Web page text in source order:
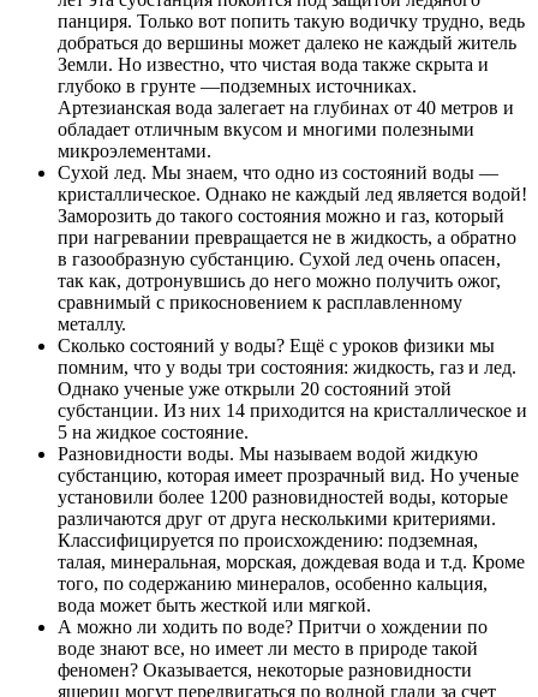
панциря. Только вот попить такую водичку трудно, ведь
добраться до вершины может далеко не каждый житель
Земли. Но известно, что чистая вода также скрыта и
глубоко в грунте —подземных источниках.
Артезианская вода залегает на глубинах от 40 метров и
обладает отличным вкусом и многими полезными
микроэлементами.
Сухой лед. Мы знаем, что одно из состояний воды —
кристаллическое. Однако не каждый лед является водой!
Заморозить до такого состояния можно и газ, который
при нагревании превращается не в жидкость, а обратно
в газообразную субстанцию. Сухой лед очень опасен,
так как, дотронувшись до него можно получить ожог,
сравнимый с прикосновением к расплавленному
металлу.
Сколько состояний у воды? Ещё с уроков физики мы
помним, что у воды три состояния: жидкость, газ и лед.
Однако ученые уже открыли 20 состояний этой
субстанции. Из них 14 приходится на кристаллическое и
5 на жидкое состояние.
Разновидности воды. Мы называем водой жидкую
субстанцию, которая имеет прозрачный вид. Но ученые
установили более 1200 разновидностей воды, которые
различаются друг от друга несколькими критериями.
Классифицируется по происхождению: подземная,
талая, минеральная, морская, дождевая вода и т.д. Кроме
того, по содержанию минералов, особенно кальция,
вода может быть жесткой или мягкой.
А можно ли ходить по воде? Притчи о хождении по
воде знают все, но имеет ли место в природе такой
феномен? Оказывается, некоторые разновидности
ящериц могут передвигаться по водной глади за счет